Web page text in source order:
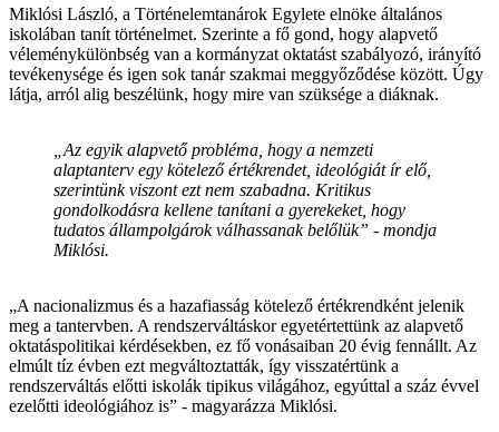
Miklósi László, a Történelemtanárok Egylete elnöke általános
iskolában tanít történelmet. Szerinte a fő gond, hogy alapvető
véleménykülönbség van a kormányzat oktatást szabályozó, irányító
tevékenysége és igen sok tanár szakmai meggyőződése között. Úgy
látja, arról alig beszélünk, hogy mire van szüksége a diáknak.
„Az egyik alapvető probléma, hogy a nemzeti
alaptanterv egy kötelező értékrendet, ideológiát ír elő,
szerintünk viszont ezt nem szabadna. Kritikus
gondolkodásra kellene tanítani a gyerekeket, hogy
tudatos állampolgárok válhassanak belőlük” - mondja
Miklósi.
„A nacionalizmus és a hazafiasság kötelező értékrendként jelenik
meg a tantervben. A rendszerváltáskor egyetértettünk az alapvető
oktatáspolitikai kérdésekben, ez fő vonásaiban 20 évig fennállt. Az
elmúlt tíz évben ezt megváltoztatták, így visszatértünk a
rendszerváltás előtti iskolák tipikus világához, egyúttal a száz évvel
ezelőtti ideológiához is” - magyarázza Miklósi.